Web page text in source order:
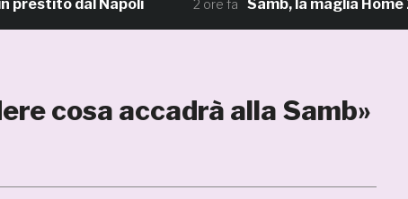
dal Napoli Samb, la maglia Home
cosa accadrà alla Samb»